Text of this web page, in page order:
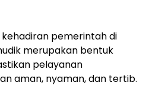
pemerintah di
merupakan bentuk
pelayanan
aman, nyaman, dan tertib.